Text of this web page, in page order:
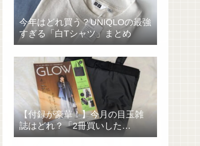
今年はどれ買う？UNIQLOの最強
すぎる「白Tシャツ」まとめ
【付録が豪華！】今月の目玉雑
誌はどれ？「2冊買いした
い……」